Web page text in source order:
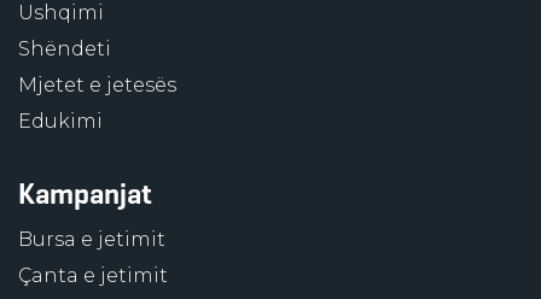
Ushqimi
Shëndeti
Mjetet e jetesës
Edukimi
Kampanjat
Bursa e jetimit
Çanta e jetimit